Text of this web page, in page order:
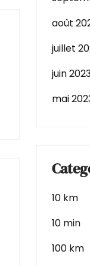
août
juillet
juin
mai
10 km
10 min
100 km